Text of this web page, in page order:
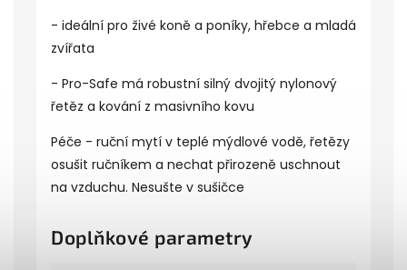
- ideální pro živé koně a poníky, hřebce a mladá
zvířata
- Pro-Safe má robustní silný dvojitý nylonový
řetěz a kování z masivního kovu
Péče - ruční mytí v teplé mýdlové vodě, řetězy
osušit ručníkem a nechat přirozeně uschnout
na vzduchu. Nesušte v sušičce
Doplňkové parametry